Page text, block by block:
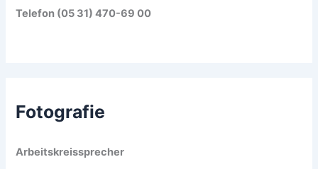
Telefon (05 31) 470-69 00
Fotografie
Arbeitskreissprecher